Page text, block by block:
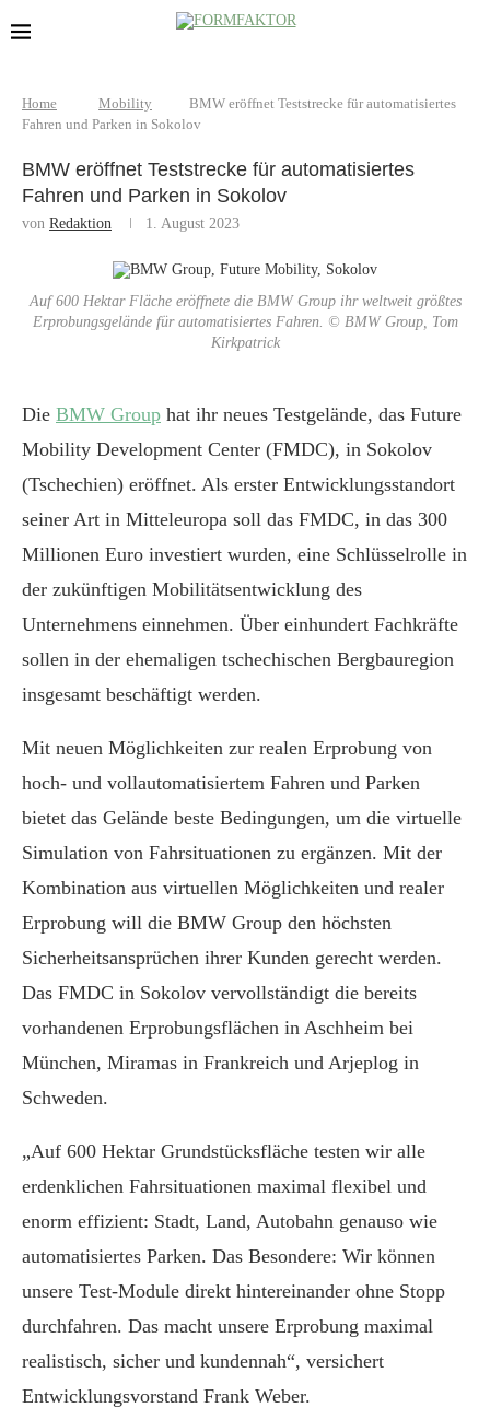
Home Mobility
BMW eröffnet Teststrecke für automatisiertes
Fahren und Parken in Sokolov
BMW eröffnet Teststrecke für automatisiertes
Fahren und Parken in Sokolov
von Redaktion 1. August 2023
Auf 600 Hektar Fläche eröffnete die BMW Group ihr weltweit größtes
Erprobungsgelände für automatisiertes Fahren. © BMW Group, Tom
Kirkpatrick
Die BMW Group hat ihr neues Testgelände, das Future
Mobility Development Center (FMDC), in Sokolov
(Tschechien) eröffnet. Als erster Entwicklungsstandort
seiner Art in Mitteleuropa soll das FMDC, in das 300
Millionen Euro investiert wurden, eine Schlüsselrolle in
der zukünftigen Mobilitätsentwicklung des
Unternehmens einnehmen. Über einhundert Fachkräfte
sollen in der ehemaligen tschechischen Bergbauregion
insgesamt beschäftigt werden.
Mit neuen Möglichkeiten zur realen Erprobung von
hoch- und vollautomatisiertem Fahren und Parken
bietet das Gelände beste Bedingungen, um die virtuelle
Simulation von Fahrsituationen zu ergänzen. Mit der
Kombination aus virtuellen Möglichkeiten und realer
Erprobung will die BMW Group den höchsten
Sicherheitsansprüchen ihrer Kunden gerecht werden.
Das FMDC in Sokolov vervollständigt die bereits
vorhandenen Erprobungsflächen in Aschheim bei
München, Miramas in Frankreich und Arjeplog in
Schweden.
„Auf 600 Hektar Grundstücksfläche testen wir alle
erdenklichen Fahrsituationen maximal flexibel und
enorm effizient: Stadt, Land, Autobahn genauso wie
automatisiertes Parken. Das Besondere: Wir können
unsere Test-Module direkt hintereinander ohne Stopp
durchfahren. Das macht unsere Erprobung maximal
realistisch, sicher und kundennah“, versichert
Entwicklungsvorstand Frank Weber.